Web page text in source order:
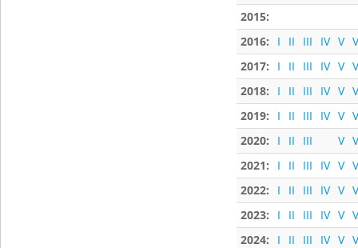
2015:
2016:
I II III IV V
2017:
I II III IV V
2018:
I II III IV V
2019:
I II III IV V
2020:
I II III V
2021:
I II III IV V
2022:
I II III IV V
2023:
I II III IV V
2024:
I II III IV V